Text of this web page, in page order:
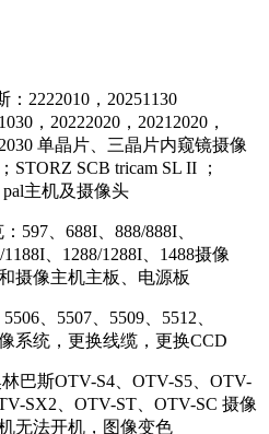
2222010，20251130
，20222020，20212020，
单晶片、三晶片内窥镜摄像
STORZ SCB tricam SL II ；
pal主机及摄像头
597、688I、888/888I、
、1288/1288I、1488摄像
摄像主机主板、电源板
、5507、5509、5512、
系统，更换线缆，更换CCD
巴斯OTV-S4、OTV-S5、OTV-
SX2、OTV-ST、OTV-SC 摄像
无法开机，图像变色